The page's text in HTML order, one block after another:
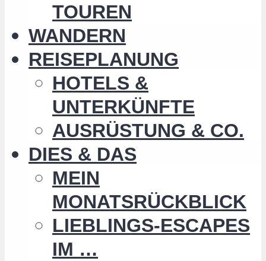
TOUREN
WANDERN
REISEPLANUNG
HOTELS &
UNTERKÜNFTE
AUSRÜSTUNG & CO.
DIES & DAS
MEIN
MONATSRÜCKBLICK
LIEBLINGS-ESCAPES
IM …